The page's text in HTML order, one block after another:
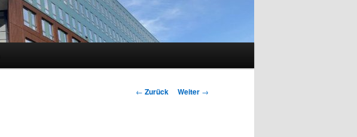
Beitragsnavigation
← Zurück Weiter →